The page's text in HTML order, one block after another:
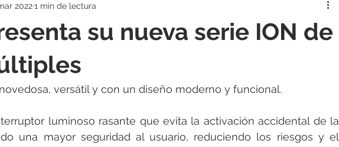
P060000 elektrotools-P027000
P096000
su nueva serie ION de
20221 min de lectura
novedosa, versátil y con un diseño moderno y funcional.
luminoso rasante que evita la activación accidental de la
una mayor seguridad al usuario, reduciendo los riesgos y el